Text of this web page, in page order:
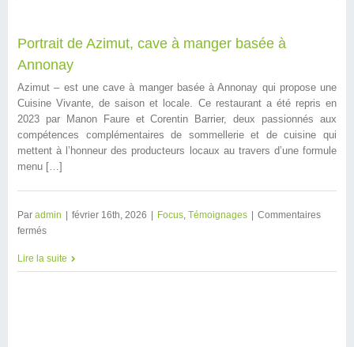
Portrait de Azimut, cave à manger basée à
Annonay
Azimut – est une cave à manger basée à Annonay qui propose une
Cuisine Vivante, de saison et locale. Ce restaurant a été repris en
2023 par Manon Faure et Corentin Barrier, deux passionnés aux
compétences complémentaires de sommellerie et de cuisine qui
mettent à l’honneur des producteurs locaux au travers d’une formule
menu […]
Par admin février 16th, 2026 Focus, Témoignages
Commentaires
fermés
Lire la suite